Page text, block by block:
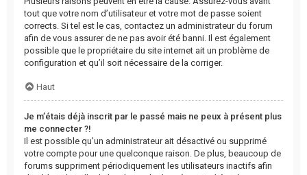
tout que votre nom d’utilisateur et votre mot de passe soient
corrects. Si tel est le cas, contactez un administrateur du forum
afin de vous assurer de ne pas avoir été banni. Il est également
possible que le propriétaire du site internet ait un problème de
configuration et qu’il soit nécessaire de la corriger.
Haut
Je m’étais déjà inscrit par le passé mais ne peux à présent plus
me connecter ?!
Il est possible qu’un administrateur ait désactivé ou supprimé
votre compte pour une quelconque raison. De plus, beaucoup de
forums suppriment périodiquement les utilisateurs inactifs afin